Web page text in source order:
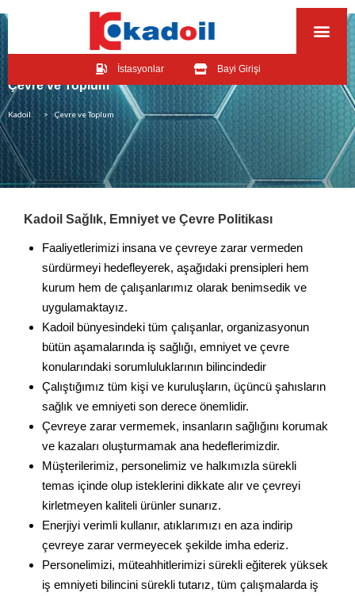
İstasyonlar Bayi Girişi
Çevre ve Toplum
Kadoil > Çevre ve Toplum
Kadoil Sağlık, Emniyet ve Çevre Politikası
Faaliyetlerimizi insana ve çevreye zarar vermeden
sürdürmeyi hedefleyerek, aşağıdaki prensipleri hem
kurum hem de çalışanlarımız olarak benimsedik ve
uygulamaktayız.
Kadoil bünyesindeki tüm çalışanlar, organizasyonun
bütün aşamalarında iş sağlığı, emniyet ve çevre
konularındaki sorumluluklarının bilincindedir
Çalıştığımız tüm kişi ve kuruluşların, üçüncü şahısların
sağlık ve emniyeti son derece önemlidir.
Çevreye zarar vermemek, insanların sağlığını korumak
ve kazaları oluşturmamak ana hedeflerimizdir.
Müşterilerimiz, personelimiz ve halkımızla sürekli
temas içinde olup isteklerini dikkate alır ve çevreyi
kirletmeyen kaliteli ürünler sunarız.
Enerjiyi verimli kullanır, atıklarımızı en aza indirip
çevreye zarar vermeyecek şekilde imha ederiz.
Personelimizi, müteahhitlerimizi sürekli eğiterek yüksek
iş emniyeti bilincini sürekli tutarız, tüm çalışmalarda iş